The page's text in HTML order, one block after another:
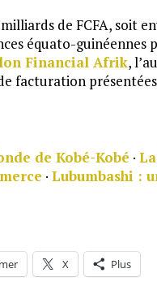
de FCFA, soit
équato-guinéennes
Financial Afrik,
facturation
de Kobé-Kobé ·
· Lubumbashi :
X Plus